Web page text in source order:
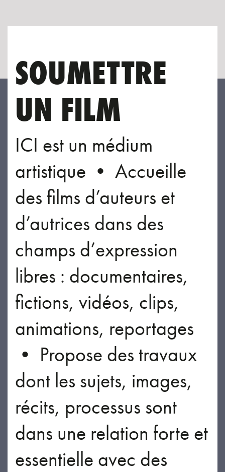
SOUMETTRE
UN FILM
ICI est un médium
artistique • Accueille
des films d’auteurs et
d’autrices dans des
champs d’expression
libres : documentaires,
fictions, vidéos, clips,
animations, reportages
• Propose des travaux
dont les sujets, images,
récits, processus sont
dans une relation forte et
essentielle avec des